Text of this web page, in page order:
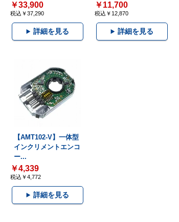
￥33,900
税込￥37,290
詳細を見る
￥11,700
税込￥12,870
詳細を見る
【AMT102-V】一体型
インクリメントエンコ
ー...
￥4,339
税込￥4,772
詳細を見る